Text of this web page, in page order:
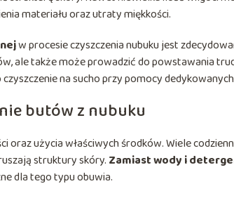
materiału oraz utraty miękkości.
w procesie czyszczenia nubuku jest
ale także może prowadzić do powstawania
na sucho przy pomocy
butów z nubuku
oraz użycia właściwych środków. Wiele
struktury skóry. Zamiast wody i
dla tego typu obuwia.